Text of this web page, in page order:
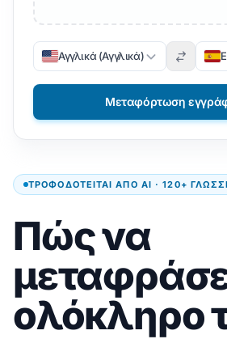
ΤΡΟΦΟΔΟΤΕΊΤΑΙ ΑΠΌ AI · 120+
Πώς να
ολόκληρο
Αγγλικά (Αγγλικά)
Μεταφόρτωση